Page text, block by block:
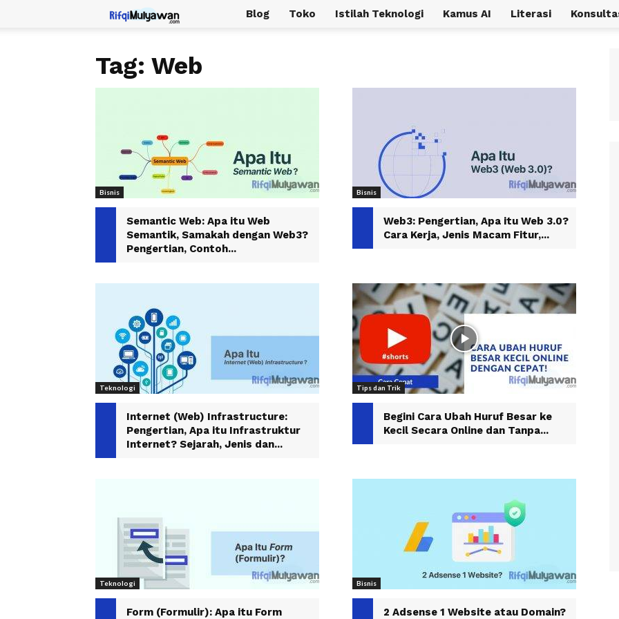
Rifqi
Blog Toko Istilah Teknologi Kamus AI Literasi
Tag: Web
Bisnis
Semantic Web: Apa itu Web
Semantik, Samakah dengan Web3?
Pengertian, Contoh...
Bisnis
Web3: Pengertian, Apa itu Web 3.0?
Cara Kerja, Jenis Macam Fitur,...
Teknologi
Internet (Web) Infrastructure:
Pengertian, Apa itu Infrastruktur
Internet? Sejarah, Jenis dan...
Tips dan Trik
Begini Cara Ubah Huruf Besar ke
Kecil Secara Online dan Tanpa...
Teknologi
Form (Formulir): Apa itu Form
Bisnis
2 Adsense 1 Website atau Domain?